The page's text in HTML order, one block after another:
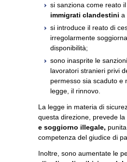
si sanziona come reato
immigrati clandestini a
si introduce il reato di
irregolarmente
disponibilità;
sono inasprite le
lavoratori stranieri privi
permesso sia scaduto e
legge, il rinnovo.
La legge in materia di
questa direzione, prevede la
e soggiorno illegale,
competenza del giudice di
Inoltre, sono aumentate le